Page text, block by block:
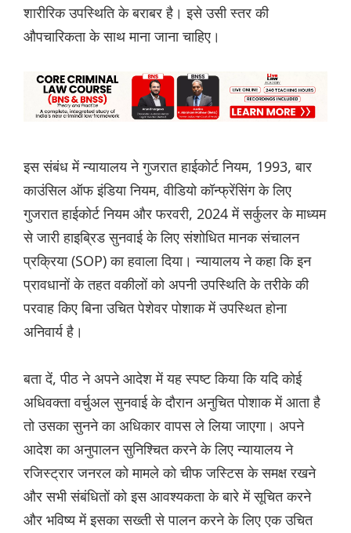
शारीरिक उपस्थिति के बराबर है। इसे उसी स्तर की
औपचारिकता के साथ माना जाना चाहिए।
इस संबंध में न्यायालय ने गुजरात हाईकोर्ट नियम, 1993, बार
काउंसिल ऑफ इंडिया नियम, वीडियो कॉन्फ्रेंसिंग के लिए
गुजरात हाईकोर्ट नियम और फरवरी, 2024 में सर्कुलर के माध्यम
से जारी हाइब्रिड सुनवाई के लिए संशोधित मानक संचालन
प्रक्रिया (SOP) का हवाला दिया। न्यायालय ने कहा कि इन
प्रावधानों के तहत वकीलों को अपनी उपस्थिति के तरीके की
परवाह किए बिना उचित पेशेवर पोशाक में उपस्थित होना
अनिवार्य है।
बता दें, पीठ ने अपने आदेश में यह स्पष्ट किया कि यदि कोई
अधिवक्ता वर्चुअल सुनवाई के दौरान अनुचित पोशाक में आता है
तो उसका सुनने का अधिकार वापस ले लिया जाएगा। अपने
आदेश का अनुपालन सुनिश्चित करने के लिए न्यायालय ने
रजिस्ट्रार जनरल को मामले को चीफ जस्टिस के समक्ष रखने
और सभी संबंधितों को इस आवश्यकता के बारे में सूचित करने
और भविष्य में इसका सख्ती से पालन करने के लिए एक उचित